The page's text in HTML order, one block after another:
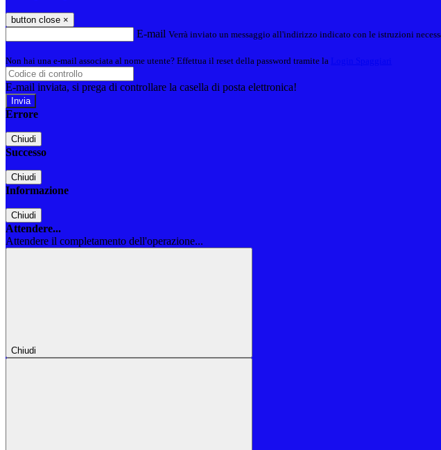
button close ×
E-mail Verrà inviato un messaggio all'indirizzo indicato con le istruzioni
Non hai una e-mail associata al nome utente? Effettua il reset della password tramite la
E-mail inviata, si prega di controllare la casella di posta elettronica!
Errore
Chiudi
Successo
Chiudi
Informazione
Chiudi
Attendere...
Attendere il completamento dell'operazione...
Chiudi